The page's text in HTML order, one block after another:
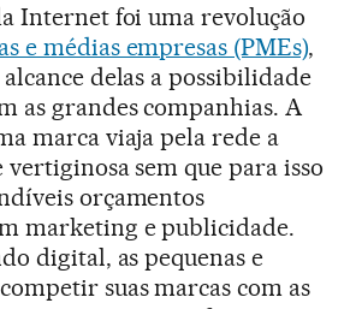
Internet foi uma revolução
e médias empresas (PMEs),
delas a possibilidade
as grandes companhias. A
marca viaja pela rede a
sem que para isso
orçamentos
marketing e publicidade.
digital, as pequenas e
suas marcas com as